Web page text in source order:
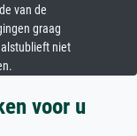
van de
graag
niet
voor u